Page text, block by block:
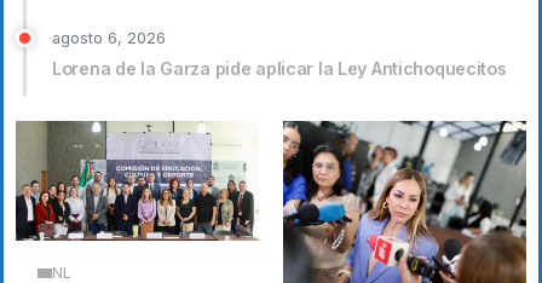
agosto 6, 2026
Lorena de la Garza pide aplicar la Ley Antichoquecitos
NL